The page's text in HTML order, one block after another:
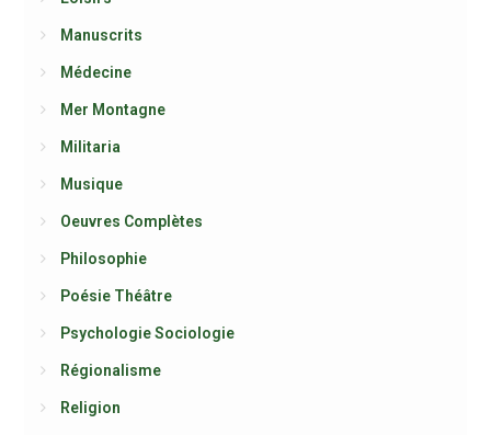
Manuscrits
Médecine
Mer Montagne
Militaria
Musique
Oeuvres Complètes
Philosophie
Poésie Théâtre
Psychologie Sociologie
Régionalisme
Religion